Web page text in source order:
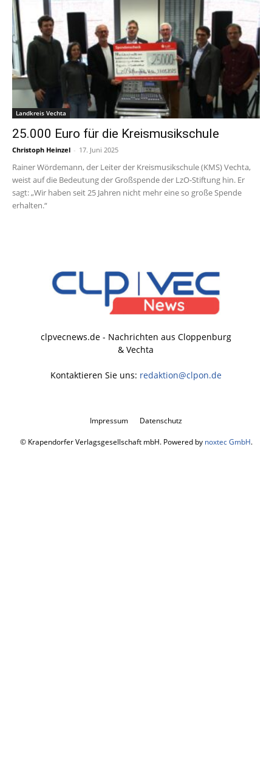
Landkreis Vechta
25.000 Euro für die Kreismusikschule
Christoph Heinzel - 17. Juni 2025
Rainer Wördemann, der Leiter der Kreismusikschule (KMS) Vechta,
weist auf die Bedeutung der Großspende der LzO-Stiftung hin. Er
sagt: „Wir haben seit 25 Jahren nicht mehr eine so große Spende
erhalten.“
clpvecnews.de - Nachrichten aus Cloppenburg
& Vechta
Kontaktieren Sie uns: redaktion@clpon.de
Impressum Datenschutz
© Krapendorfer Verlagsgesellschaft mbH. Powered by noxtec GmbH.